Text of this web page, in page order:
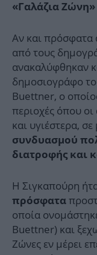
«Γαλάζια
Αν και πρόσφατα
από τους
ανακαλύφθηκαν
δημοσιογράφο
Buettner, ο
περιοχές όπου
και υγιέστερα,
συνδυασμού
διατροφής και
Η Σιγκαπούρη
πρόσφατα
οποία
Buettner) και
Ζώνες εν μέρει